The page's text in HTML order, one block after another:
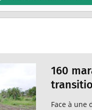
160
Face à une